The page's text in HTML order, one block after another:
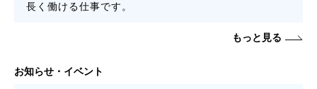
長く働ける仕事です。
もっと見る
お知らせ・イベント